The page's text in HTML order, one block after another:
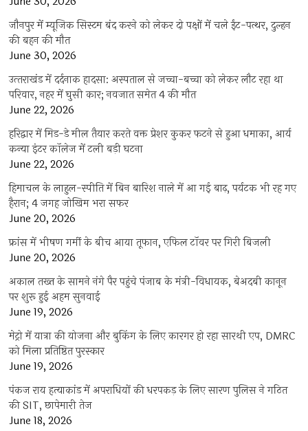
जौनपुर में म्यूजिक सिस्टम बंद करने को लेकर दो पक्षों में चले ईंट-पत्थर, दुल्हन
की बहन की मौत
June 30, 2026
उत्‍तराखंड में दर्दनाक हादसा: अस्पताल से जच्चा-बच्चा को लेकर लौट रहा था
परिवार, नहर में घुसी कार; नवजात समेत 4 की मौत
June 22, 2026
हरिद्वार में मिड-डे मील तैयार करते वक्त प्रेशर कुकर फटने से हुआ धमाका, आर्य
कन्या इंटर कॉलेज में टली बड़ी घटना
June 22, 2026
हिमाचल के लाहुल-स्पीति में बिन बारिश नाले में आ गई बाढ़, पर्यटक भी रह गए
हैरान; 4 जगह जोखिम भरा सफर
June 20, 2026
फ्रांस में भीषण गर्मी के बीच आया तूफान, एफिल टॉवर पर गिरी बिजली
June 20, 2026
अकाल तख्त के सामने नंगे पैर पहुंचे पंजाब के मंत्री-विधायक, बेअदबी कानून
पर शुरू हुई अहम सुनवाई
June 19, 2026
मेट्रो में यात्रा की योजना और बुकिंग के लिए कारगर हो रहा सारथी एप, DMRC
को मिला प्रतिष्ठित पुरस्कार
June 19, 2026
पंकज राय हत्याकांड में अपराधियों की धरपकड़ के लिए सारण पुलिस ने गठित
की SIT, छापेमारी तेज
June 18, 2026